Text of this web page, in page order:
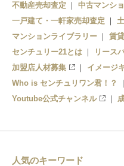
阿倍野
今里
新深江
不動産売却査定
中古マンシ
一戸建て・一軒家売却査定
マンションライブラリー
賃
センチュリー21とは
リース
加盟店人材募集
イメージ
Who is センチュリワン君！？
Youtube公式チャンネル
人気のキーワード